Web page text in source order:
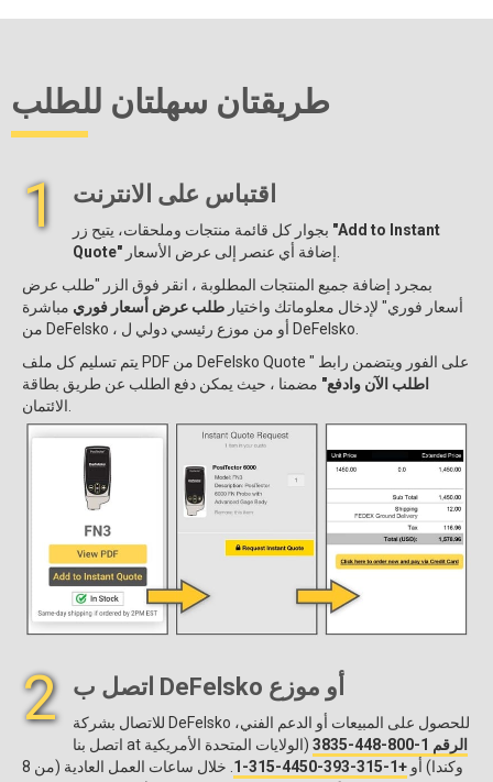
طريقتان سهلتان للطلب
1 اقتباس على الانترنت
"Add to Instant
Quote"
بمجرد إضافة جميع المنتجات المطلوبة ، انقر فوق الزر "طلب عرض
أسعار فوري" لإدخال معلوماتك واختيار طلب عرض أسعار فوري مباشرة
من DeFelsko ، أو من موزع رئيسي دولي ل DeFelsko.
يتم تسليم كل ملف PDF من DeFelsko Quote على الفور ويتضمن رابط "
اطلب الآن وادفع" مضمنا ، حيث يمكن دفع الطلب عن طريق بطاقة
2 اتصل ب DeFelsko أو موزع
للاتصال بشركة DeFelsko للحصول على المبيعات أو الدعم الفني،
اتصل بنا at
الرقم 1-800-448-3835
(الولايات المتحدة الأمريكية
وكندا) أو +1-315-393-4450-315-1
. خلال ساعات العمل العادية (من 8